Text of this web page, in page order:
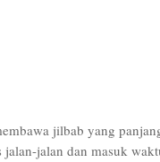
jilbab yang
jalan-jalan dan masuk